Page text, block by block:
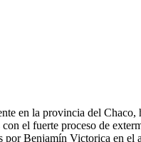
en la provincia del
el fuerte proceso de
por Benjamín Victorica en